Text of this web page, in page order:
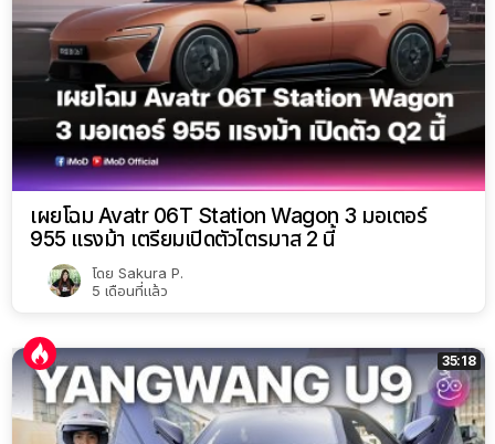
เผยโฉม Avatr 06T Station Wagon 3 มอเตอร์
955 แรงม้า เตรียมเปิดตัวไตรมาส 2 นี้
โดย Sakura P.
5 เดือนที่แล้ว
35:18